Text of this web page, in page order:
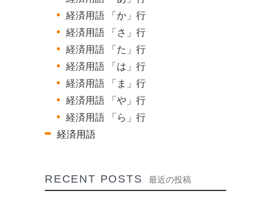
経済用語 「か」行
経済用語 「さ」行
経済用語 「た」行
経済用語 「は」行
経済用語 「ま」行
経済用語 「や」行
経済用語 「ら」行
経済用語
RECENT POSTS 最近の投稿